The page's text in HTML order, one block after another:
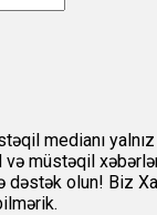
medianı
və müstəqil
olun! Biz